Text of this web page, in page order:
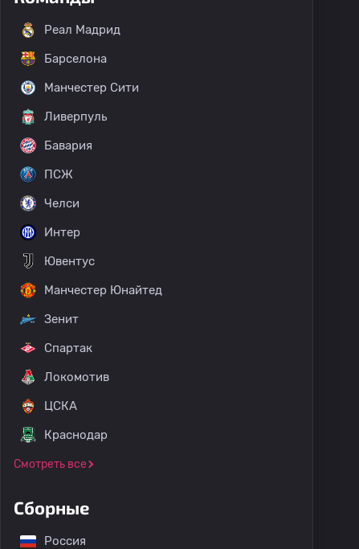
Реал Мадрид
Барселона
Манчестер Сити
Ливерпуль
Бавария
ПСЖ
Челси
Интер
Ювентус
Манчестер Юнайтед
Зенит
Спартак
Локомотив
ЦСКА
Краснодар
Смотреть все
Сборные
Россия